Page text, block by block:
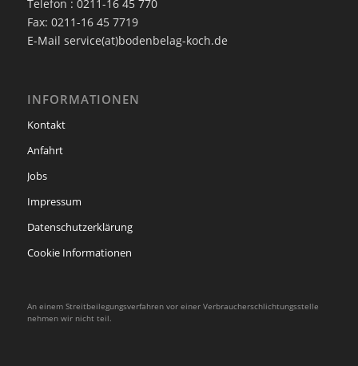
Telefon : 0211-16 45 770
Fax: 0211-16 45 7719
E-Mail service(at)bodenbelag-koch.de
INFORMATIONEN
Kontakt
Anfahrt
Jobs
Impressum
Datenschutzerklärung
Cookie Informationen
An einem Streitbeilegungsverfahren vor einer Verbraucherschlichtungsstelle
nehmen wir nicht teil.